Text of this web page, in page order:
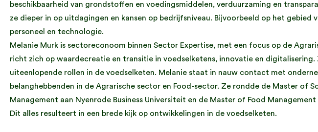
beschikbaarheid van grondstoffen en voedingsmiddelen, verduurzaming en
ze dieper in op uitdagingen en kansen op bedrijfsniveau. Bijvoorbeeld op het gebied
personeel en technologie.
Melanie Murk is sectoreconoom binnen Sector Expertise, met een focus op de
richt zich op waardecreatie en transitie in voedselketens, innovatie en digitalisering.
uiteenlopende rollen in de voedselketen. Melanie staat in nauw contact met
belanghebbenden in de Agrarische sector en Food-sector. Ze rondde de Master of
Management aan Nyenrode Business Universiteit en de Master of Food Management
Dit alles resulteert in een brede kijk op ontwikkelingen in de voedselketen.